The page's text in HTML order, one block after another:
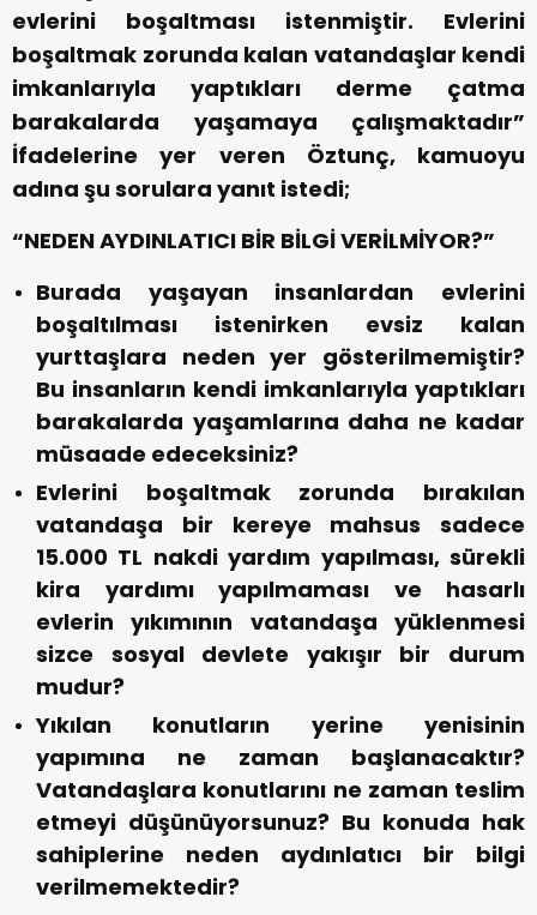
evlerini boşaltması istenmiştir. Evlerini
boşaltmak zorunda kalan vatandaşlar kendi
imkanlarıyla yaptıkları derme çatma
barakalarda yaşamaya çalışmaktadır”
İfadelerine yer veren Öztunç, kamuoyu
adına şu sorulara yanıt istedi;
“NEDEN AYDINLATICI BİR BİLGİ VERİLMİYOR?”
Burada yaşayan insanlardan evlerini
boşaltılması istenirken evsiz kalan
yurttaşlara neden yer gösterilmemiştir?
Bu insanların kendi imkanlarıyla yaptıkları
barakalarda yaşamlarına daha ne kadar
müsaade edeceksiniz?
Evlerini boşaltmak zorunda bırakılan
vatandaşa bir kereye mahsus sadece
15.000 TL nakdi yardım yapılması, sürekli
kira yardımı yapılmaması ve hasarlı
evlerin yıkımının vatandaşa yüklenmesi
sizce sosyal devlete yakışır bir durum
mudur?
Yıkılan konutların yerine yenisinin
yapımına ne zaman başlanacaktır?
Vatandaşlara konutlarını ne zaman teslim
etmeyi düşünüyorsunuz? Bu konuda hak
sahiplerine neden aydınlatıcı bir bilgi
verilmemektedir?